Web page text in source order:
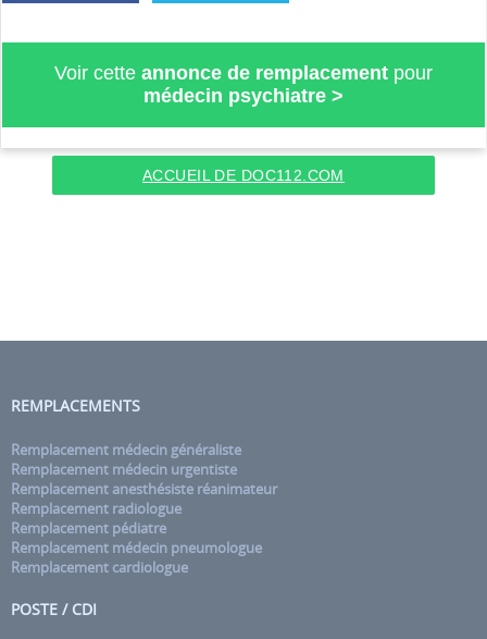
Voir cette annonce de remplacement pour
médecin psychiatre >
ACCUEIL DE DOC112.COM
REMPLACEMENTS
Remplacement médecin généraliste
Remplacement médecin urgentiste
Remplacement anesthésiste réanimateur
Remplacement radiologue
Remplacement pédiatre
Remplacement médecin pneumologue
Remplacement cardiologue
POSTE / CDI